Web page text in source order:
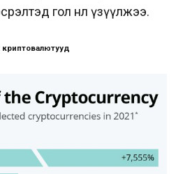
гол нөлөө үзүүлжээ.